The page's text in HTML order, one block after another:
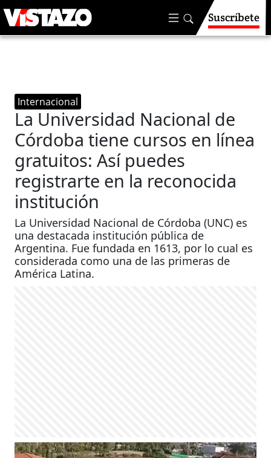
Suscríbete
Internacional
La Universidad Nacional de
Córdoba tiene cursos en línea
gratuitos: Así puedes
registrarte en la reconocida
institución
La Universidad Nacional de Córdoba (UNC) es
una destacada institución pública de
Argentina. Fue fundada en 1613, por lo cual es
considerada como una de las primeras de
América Latina.